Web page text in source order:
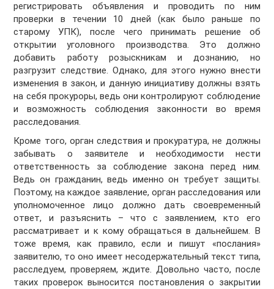
регистрировать объявления и проводить по ним
проверки в течении 10 дней (как было раньше по
старому УПК), после чего принимать решение об
открытии уголовного производства. Это должно
добавить работу розыскникам и дознанию, но
разгрузит следствие. Однако, для этого нужно внести
изменения в закон, и данную инициативу должны взять
на себя прокуроры, ведь они контролируют соблюдение
и возможность соблюдения законности во время
расследования.
Кроме того, орган следствия и прокуратура, не должны
забывать о заявителе и необходимости нести
ответственность за соблюдение закона перед ним.
Ведь он гражданин, ведь именно он требует защиты.
Поэтому, на каждое заявление, орган расследования или
уполномоченное лицо должно дать своевременный
ответ, и разъяснить – что с заявлением, кто его
рассматривает и к кому обращаться в дальнейшем. В
тоже время, как правило, если и пишут «послания»
заявителю, то оно имеет несодержательный текст типа,
расследуем, проверяем, ждите. Довольно часто, после
таких проверок выносится постановления о закрытии